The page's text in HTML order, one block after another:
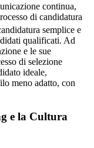
continua,
di candidatura
semplice e
qualificati. Ad
e le sue
di selezione
ideale,
meno adatto, con
e la Cultura